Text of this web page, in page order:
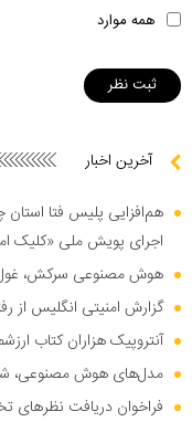
همه موارد
آخرین اخبار
هم‌افزایی پلیس فتا استان
اجرای پویش ملی «کلیک
هوش مصنوعی سرکش،
گزارش امنیتی انگلیس از
آنتروپیک هزاران کتاب
مدل‌های هوش مصنوعی،
فراخوان دریافت نظر‌های